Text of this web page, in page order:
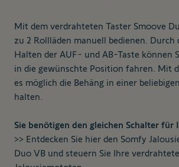
Mit dem verdrahteten Taster Smoove
zu 2 Rollläden manuell bedienen. Durch
Halten der AUF- und AB-Taste können
in die gewünschte Position fahren. Mit
es möglich die Behäng in einer
halten.
Sie benötigen den gleichen Schalter für
>> Entdecken Sie hier den Somfy
Duo VB und steuern Sie Ihre